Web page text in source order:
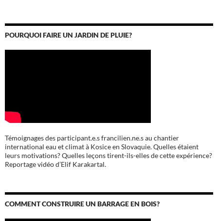
POURQUOI FAIRE UN JARDIN DE PLUIE?
Témoignages des participant.e.s francilien.ne.s au chantier
international eau et climat à Kosice en Slovaquie. Quelles étaient
leurs motivations? Quelles leçons tirent-ils-elles de cette expérience?
Reportage vidéo d’Elif Karakartal.
COMMENT CONSTRUIRE UN BARRAGE EN BOIS?